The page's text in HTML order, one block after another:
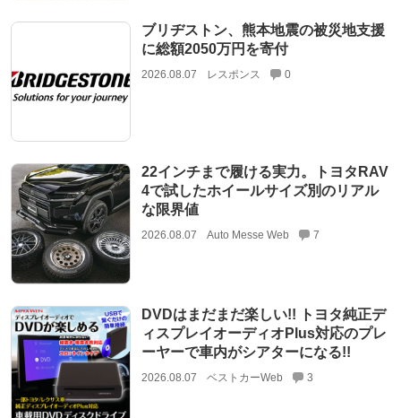
ブリヂストン、熊本地震の被災地支援
に総額2050万円を寄付
2026.08.07 レスポンス 0
22インチまで履ける実力。トヨタRAV
4で試したホイールサイズ別のリアル
な限界値
2026.08.07 Auto Messe Web 7
DVDはまだまだ楽しい!! トヨタ純正デ
ィスプレイオーディオPlus対応のプレ
ーヤーで車内がシアターになる!!
2026.08.07 ベストカーWeb 3